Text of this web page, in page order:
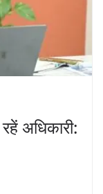
अधिकारी: